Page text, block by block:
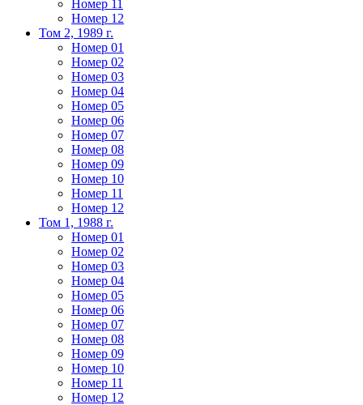
Номер 11
Номер 12
Том 2, 1989 г.
Номер 01
Номер 02
Номер 03
Номер 04
Номер 05
Номер 06
Номер 07
Номер 08
Номер 09
Номер 10
Номер 11
Номер 12
Том 1, 1988 г.
Номер 01
Номер 02
Номер 03
Номер 04
Номер 05
Номер 06
Номер 07
Номер 08
Номер 09
Номер 10
Номер 11
Номер 12